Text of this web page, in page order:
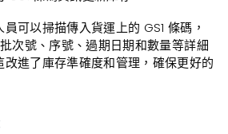
員可以掃描傳入貨運上的 GS1 條碼，
次號、序號、過期日期和數量等詳細
進了庫存準確度和管理，確保更好的